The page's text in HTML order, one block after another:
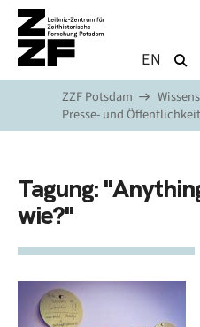
Direkt zum Inhalt
EN
ZZF Potsdam
Presse- und
Tagung:
wie?"